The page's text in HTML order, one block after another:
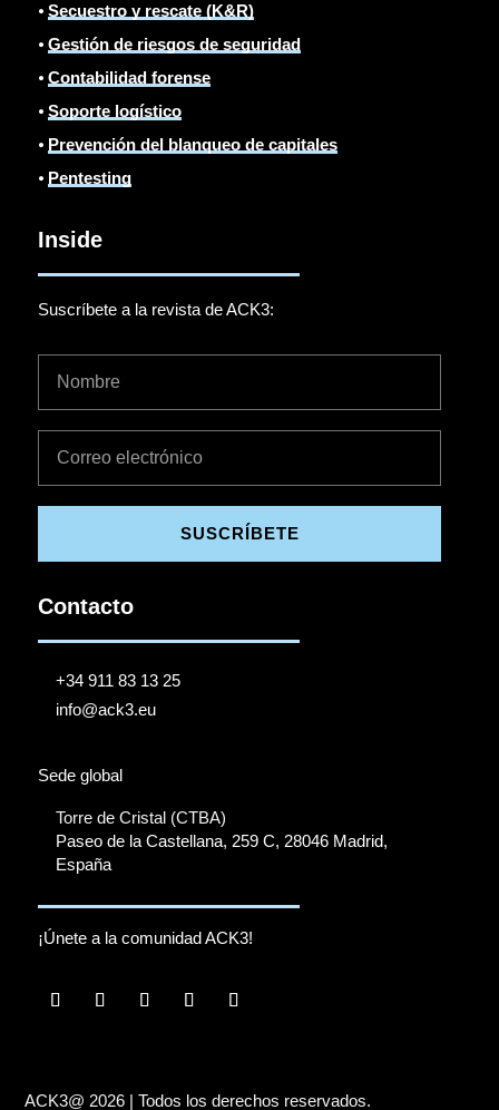
⦁Secuestro y rescate (K&R)
⦁Gestión de riesgos de seguridad
⦁Contabilidad forense
⦁Soporte logístico
⦁ Prevención del blanqueo de capitales
⦁ Pentesting
Inside
Suscríbete a la revista de ACK3:
SUSCRÍBETE
Contacto
+34 911 83 13 25
info@ack3.eu
Sede global
Torre de Cristal (CTBA)
Paseo de la Castellana, 259 C, 28046 Madrid,
España
¡Únete a la comunidad ACK3!
ACK3@ 2026 | Todos los derechos reservados.